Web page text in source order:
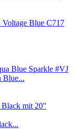
Blue C717
Blue...